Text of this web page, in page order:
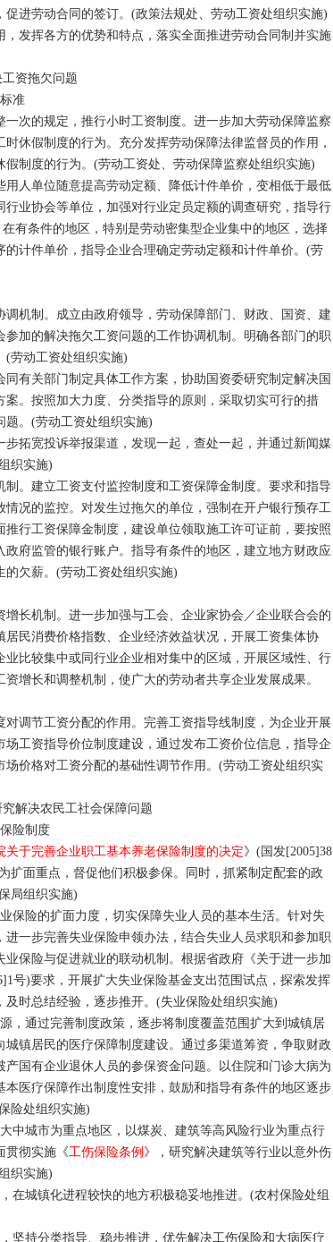
促进劳动合同的签订。(政策法规处、劳动工资处组织实施)
发挥各方的优势和特点，落实全面推进劳动合同制并实施
资拖欠问题
准
的规定，推行小时工资制度。进一步加大劳动保障监察
时休假制度的行为。充分发挥劳动保障法律监督员的作用，
假制度的行为。(劳动工资处、劳动保障监察处组织实施)
人单位随意提高劳动定额、降低计件单价，变相低于最低
业协会等单位，加强对行业定员定额的调查研究，指导行
有条件的地区，特别是劳动密集型企业集中的地区，选择
计件单价，指导企业合理确定劳动定额和计件单价。(劳
制。成立由政府领导，劳动保障部门、财政、国资、建
加的解决拖欠工资问题的工作协调机制。明确各部门的职
(劳动工资处组织实施)
关部门制定具体工作方案，协助国资委研究制定解决国
。按照加大力度、分类指导的原则，采取切实可行的措
题。(劳动工资处组织实施)
拓宽投诉举报渠道，发现一起，查处一起，并通过新闻媒
织实施)
建立工资支付监控制度和工资保障金制度。要求和指导
况的监控。对发生过拖欠的单位，强制在开户银行预存工
行工资保障金制度，建设单位领取施工许可证前，要按照
府监管的银行账户。指导有条件的地区，建立地方财政应
的欠薪。(劳动工资处组织实施)
机制。进一步加强与工会、企业家协会／企业联合会的
居民消费价格指数、企业经济效益状况，开展工资集体协
比较集中或同行业企业相对集中的区域，开展区域性、行
增长和调整机制，使广大的劳动者共享企业发展成果。
节工资分配的作用。完善工资指导线制度，为企业开展
工资指导价位制度建设，通过发布工资价位信息，指导企
价格对工资分配的基础性调节作用。(劳动工资处组织实
解决农民工社会保障问题
险制度
关于完善企业职工基本养老保险制度的决定》(国发[2005]38
扩面重点，督促他们积极参保。同时，抓紧制定配套的政
局组织实施)
保险的扩面力度，切实保障失业人员的基本生活。针对失
一步完善失业保险申领办法，结合失业人员求职和参加职
保险与促进就业的联动机制。根据省政府《关于进一步加
号)要求，开展扩大失业保险基金支出范围试点，探索发挥
时总结经验，逐步推开。(失业保险处组织实施)
通过完善制度政策，逐步将制度覆盖范围扩大到城镇居
镇居民的医疗保障制度建设。通过多渠道筹资，争取财政
国有企业退休人员的参保资金问题。以住院和门诊大病为
医疗保障作出制度性安排，鼓励和指导有条件的地区逐步
险处组织实施)
城市为重点地区，以煤炭、建筑等高风险行业为重点行
贯彻实施《工伤保险条例 》，研究解决建筑等行业以意外伤
织实施)
城镇化进程较快的地方积极稳妥地推进。(农村保险处组
持分类指导、稳步推进，优先解决工伤保险和大病医疗